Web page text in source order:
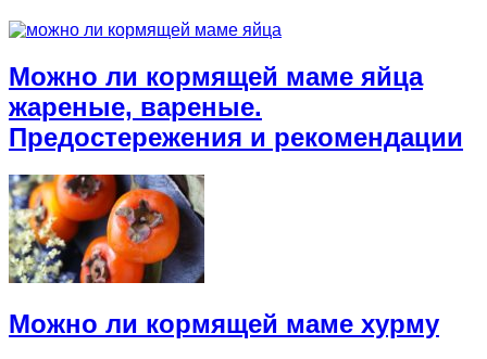
Можно ли кормящей маме яйца
жареные, вареные.
Предостережения и рекомендации
Можно ли кормящей маме хурму